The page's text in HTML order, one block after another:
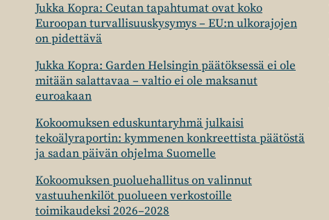
Jukka Kopra: Ceutan tapahtumat ovat koko
Euroopan turvallisuuskysymys – EU:n ulkorajojen
on pidettävä
Jukka Kopra: Garden Helsingin päätöksessä ei ole
mitään salattavaa – valtio ei ole maksanut
euroakaan
Kokoomuksen eduskuntaryhmä julkaisi
tekoälyraportin: kymmenen konkreettista päätöstä
ja sadan päivän ohjelma Suomelle
Kokoomuksen puoluehallitus on valinnut
vastuuhenkilöt puolueen verkostoille
toimikaudeksi 2026–2028